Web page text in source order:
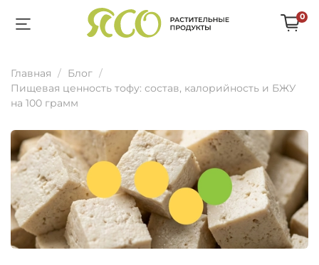
0
Главная
Блог
Пищевая ценность тофу: состав, калорийность и БЖУ
на 100 грамм